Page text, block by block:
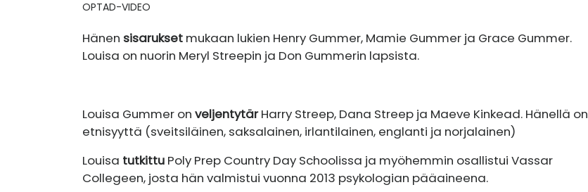
OPTAD-VIDEO
Hänen sisarukset mukaan lukien Henry Gummer, Mamie Gummer ja Grace Gummer.
Louisa on nuorin Meryl Streepin ja Don Gummerin lapsista.
Louisa Gummer on veljentytärHarry Streep, Dana Streep ja Maeve Kinkead. Hänellä on
etnisyyttä (sveitsiläinen, saksalainen, irlantilainen, englanti ja norjalainen)
Louisa tutkittu Poly Prep Country Day Schoolissa ja myöhemmin osallistui Vassar
Collegeen, josta hän valmistui vuonna 2013 psykologian pääaineena.